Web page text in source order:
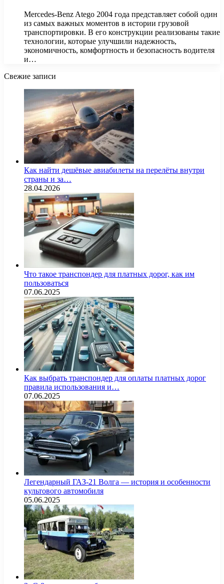
Mercedes-Benz Atego 2004 года представляет собой один
из самых важных моментов в истории грузовой
транспортировки. В его конструкции реализованы такие
технологии, которые улучшили надежность,
экономичность, комфортность и безопасность водителя
и…
Свежие записи
Как найти дешёвые авиабилеты на перелёты внутри
страны и за…
28.04.2026
Что такое транспондер для платных дорог, как им
пользоваться
07.06.2025
Как выбрать транспондер для оплаты платных дорог
правила использования и…
07.06.2025
Легендарный ГАЗ-21 Волга — история и особенности
культового автомобиля
05.06.2025